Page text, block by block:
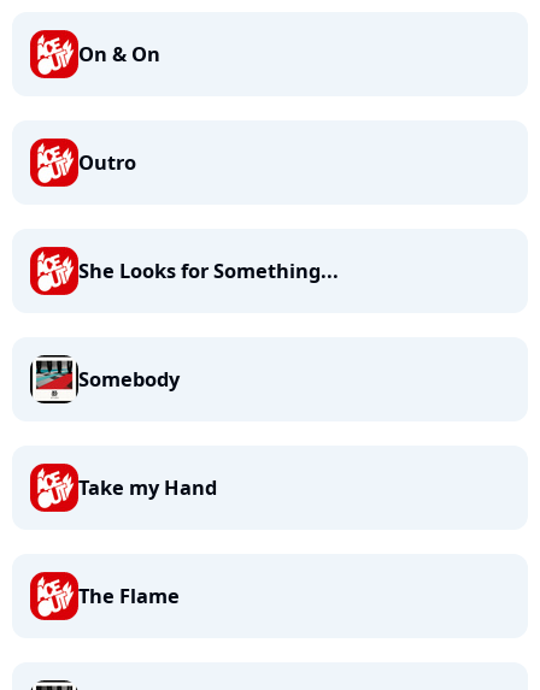
On & On
Outro
She Looks for Something...
Somebody
Take my Hand
The Flame